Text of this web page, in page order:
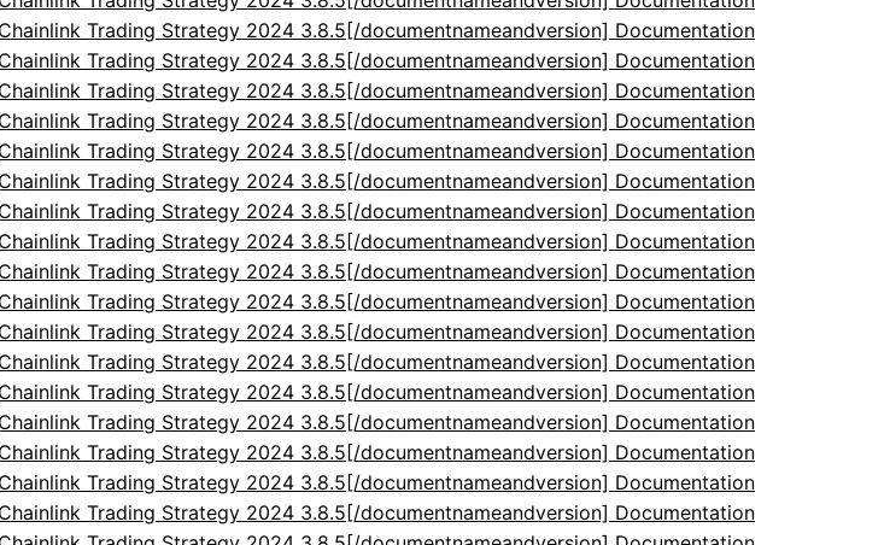
Trading Strategy 2024 3.8.5[/documentnameandversion] Documentation
Trading Strategy 2024 3.8.5[/documentnameandversion] Documentation
Trading Strategy 2024 3.8.5[/documentnameandversion] Documentation
Trading Strategy 2024 3.8.5[/documentnameandversion] Documentation
Trading Strategy 2024 3.8.5[/documentnameandversion] Documentation
Trading Strategy 2024 3.8.5[/documentnameandversion] Documentation
Trading Strategy 2024 3.8.5[/documentnameandversion] Documentation
Trading Strategy 2024 3.8.5[/documentnameandversion] Documentation
Trading Strategy 2024 3.8.5[/documentnameandversion] Documentation
Trading Strategy 2024 3.8.5[/documentnameandversion] Documentation
Trading Strategy 2024 3.8.5[/documentnameandversion] Documentation
Trading Strategy 2024 3.8.5[/documentnameandversion] Documentation
Trading Strategy 2024 3.8.5[/documentnameandversion] Documentation
Trading Strategy 2024 3.8.5[/documentnameandversion] Documentation
Trading Strategy 2024 3.8.5[/documentnameandversion] Documentation
Trading Strategy 2024 3.8.5[/documentnameandversion] Documentation
Trading Strategy 2024 3.8.5[/documentnameandversion] Documentation